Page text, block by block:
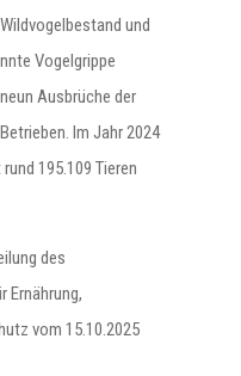
und
Vogelgrippe
Ausbrüche der
Im Jahr 2024
195.109 Tieren
des
Ernährung,
vom 15.10.2025